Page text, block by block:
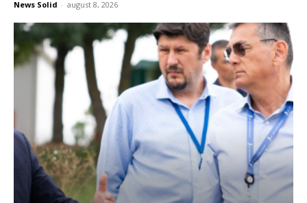
News Solid - august 8, 2026